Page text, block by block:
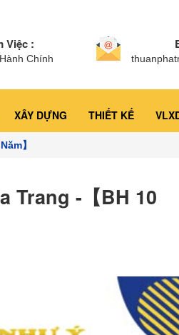
Việc :
Chính
XÂY DỰNG THIẾT KẾ
】
Trang -【BH 10